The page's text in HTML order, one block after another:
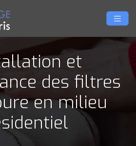
et
des filtres
en milieu